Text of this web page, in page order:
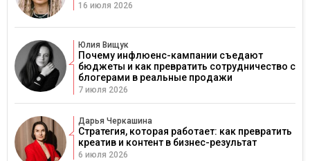
16 июля 2026
Юлия Вищук
Почему инфлюенс-кампании съедают
бюджеты и как превратить сотрудничество с
блогерами в реальные продажи
7 июля 2026
Дарья Черкашина
Стратегия, которая работает: как превратить
креатив и контент в бизнес-результат
6 июля 2026